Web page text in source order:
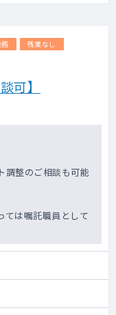
残業なし
可】
調整のご相談も可能
ては嘱託職員として